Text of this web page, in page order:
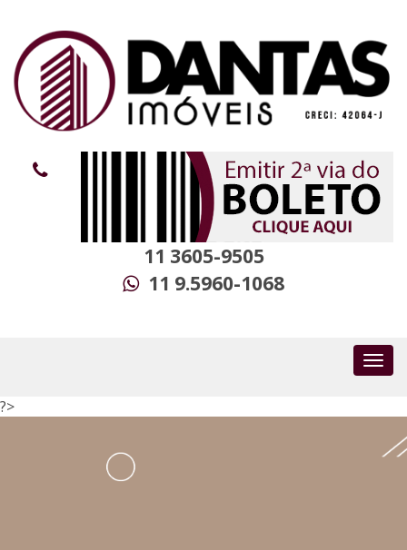
11 3605-9505
11 9.5960-1068
?>